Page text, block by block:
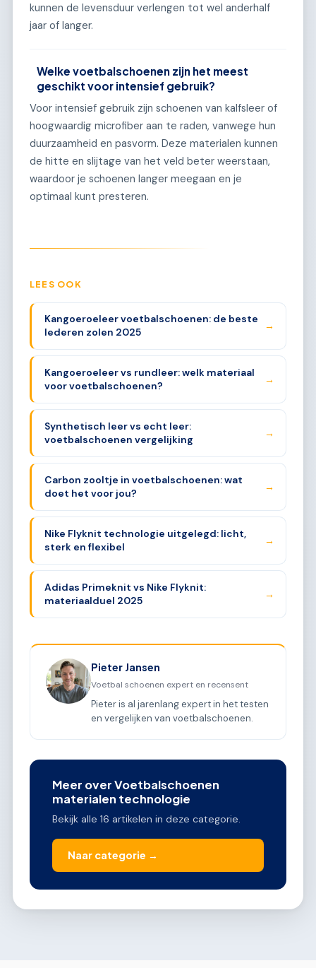
kunnen de levensduur verlengen tot wel anderhalf
jaar of langer.
Welke voetbalschoenen zijn het meest
geschikt voor intensief gebruik?
Voor intensief gebruik zijn schoenen van kalfsleer of
hoogwaardig microfiber aan te raden, vanwege hun
duurzaamheid en pasvorm. Deze materialen kunnen
de hitte en slijtage van het veld beter weerstaan,
waardoor je schoenen langer meegaan en je
optimaal kunt presteren.
LEES OOK
Kangoeroeleer voetbalschoenen: de beste
lederen zolen 2025
→
Kangoeroeleer vs rundleer: welk materiaal
voor voetbalschoenen?
→
Synthetisch leer vs echt leer:
voetbalschoenen vergelijking
→
Carbon zooltje in voetbalschoenen: wat
doet het voor jou?
→
Nike Flyknit technologie uitgelegd: licht,
sterk en flexibel
→
Adidas Primeknit vs Nike Flyknit:
materiaalduel 2025
→
Pieter Jansen
Voetbal schoenen expert en recensent
Pieter is al jarenlang expert in het testen
en vergelijken van voetbalschoenen.
Meer over Voetbalschoenen
materialen technologie
Bekijk alle 16 artikelen in deze categorie.
Naar categorie →